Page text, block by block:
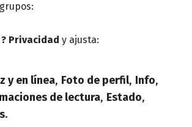
Privacidad y ajusta:
y en línea, Foto de perfil, Info,
de lectura, Estado,
.